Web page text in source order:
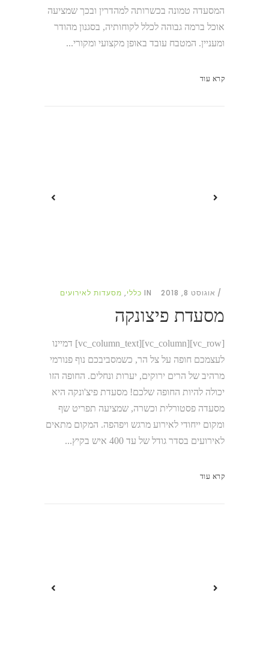
המסעדה טמונה בכשרותה למהדרין ובכך שמציעה
אוכל ברמה גבוהה לכלל לקוחותיה, בסגנון מהודר
ומעניין. המטבח עובד באופן מקצועי ומקורי...
קרא עוד
אוגוסט 8, 2018 IN כללי, מסעדות לאירועים
מסעדת פיצונקה
[vc_row][vc_column][vc_column_text] דמיינו
לעצמכם חופה על צל הר, כשמסביבכם נוף פנורמי
מרהיב של הרים ירוקים, יערות ונחלים. החופה הזו
יכולה להיות החופה שלכם! מסעדת פיצ'ונקה היא
מסעדה פסטורלית וכשרה, שמציעה תפריט שף
ומקום ייחודי לאירוע מרגש ויפהפה. המקום מתאים
לאירועים בסדר גודל של עד 400 איש בקיץ...
קרא עוד